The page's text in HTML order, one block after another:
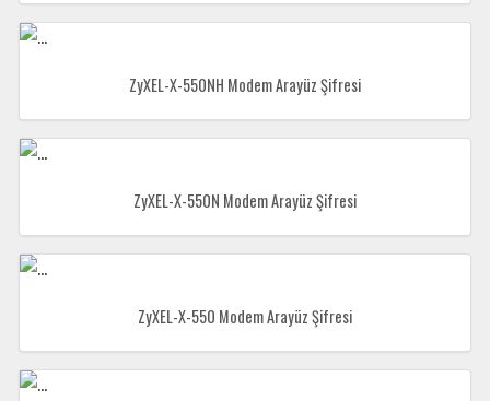
ZyXEL-X-550NH Modem Arayüz Şifresi
ZyXEL-X-550N Modem Arayüz Şifresi
ZyXEL-X-550 Modem Arayüz Şifresi